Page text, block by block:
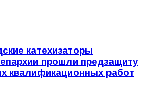
катехизаторы
прошли предзащиту
квалификационных работ